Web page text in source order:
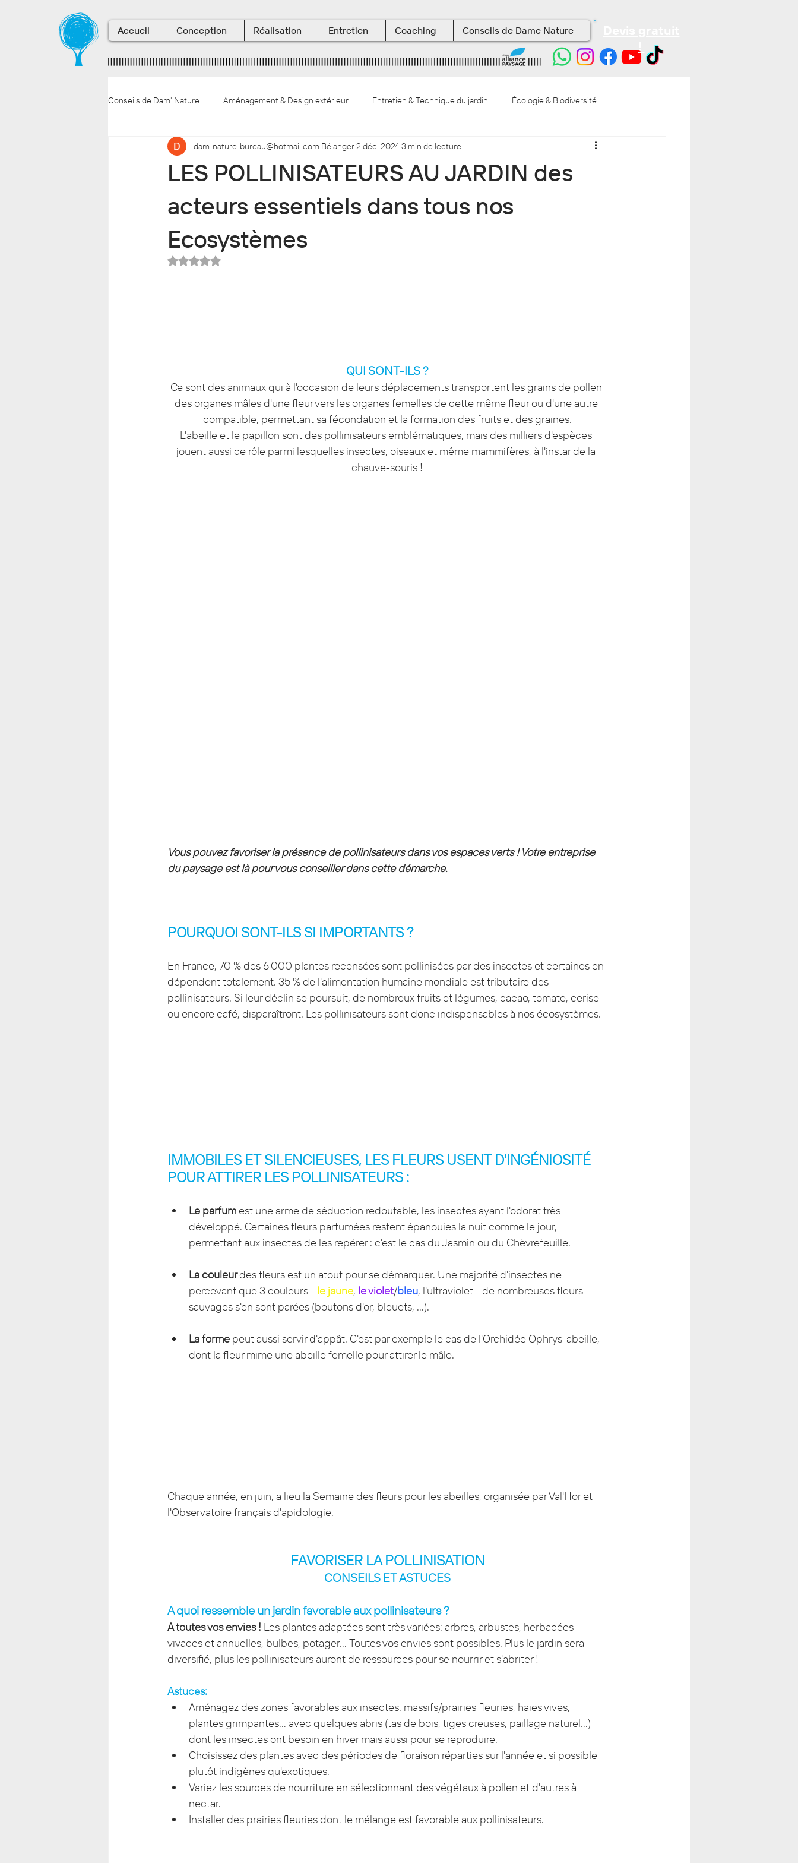
Accueil Conception Réalisation Entretien Coaching Conseils de Dame Nature
Conseils de Dam' Nature Aménagement & Design extérieur Entretien & Technique du jardin Écologie & Biodiversité
La vie en entreprise Conseils végétaux & botanique Les Terrasses aquatiques
LES POLLINISATEURS AU JARDIN des
acteurs essentiels dans tous nos
Ecosystèmes
dam-nature-bureau@hotmail.com Bélanger2 déc. 20243 min de lecture
Noté NaN étoiles sur 5.
QUI SONT-ILS ?
Ce sont des animaux qui à l'occasion de leurs déplacements transportent les grains de pollen
des organes mâles d'une fleur vers les organes femelles de cette même fleur ou d'une autre
compatible, permettant sa fécondation et la formation des fruits et des graines.
L'abeille et le papillon sont des pollinisateurs emblématiques, mais des milliers d'espèces
jouent aussi ce rôle parmi lesquelles insectes, oiseaux et même mammifères, à l'instar de la
chauve-souris !
Vous pouvez favoriser la présence de pollinisateurs dans vos espaces verts ! Votre entreprise
du paysage est là pour vous conseiller dans cette démarche.
POURQUOI SONT-ILS SI IMPORTANTS ?
En France, 70 % des 6 000 plantes recensées sont pollinisées par des insectes et certaines en
dépendent totalement. 35 % de l'alimentation humaine mondiale est tributaire des
pollinisateurs. Si leur déclin se poursuit, de nombreux fruits et légumes, cacao, tomate, cerise
ou encore café, disparaîtront. Les pollinisateurs sont donc indispensables à nos écosystèmes.
IMMOBILES ET SILENCIEUSES, LES FLEURS USENT D'INGÉNIOSITÉ
POUR ATTIRER LES POLLINISATEURS :
Le parfum est une arme de séduction redoutable, les insectes ayant l'odorat très
développé. Certaines fleurs parfumées restent épanouies la nuit comme le jour,
permettant aux insectes de les repérer : c'est le cas du Jasmin ou du Chèvrefeuille.
La couleur des fleurs est un atout pour se démarquer. Une majorité d'insectes ne
percevant que 3 couleurs - le jaune, le violet/bleu, l'ultraviolet - de nombreuses fleurs
sauvages s'en sont parées (boutons d'or, bleuets, ...).
La forme peut aussi servir d'appât. C'est par exemple le cas de l'Orchidée Ophrys-abeille,
dont la fleur mime une abeille femelle pour attirer le mâle.
Chaque année, en juin, a lieu la Semaine des fleurs pour les abeilles, organisée par Val'Hor et
l'Observatoire français d'apidologie.
FAVORISER LA POLLINISATION
CONSEILS ET ASTUCES
A quoi ressemble un jardin favorable aux pollinisateurs ?
A toutes vos envies ! Les plantes adaptées sont très variées: arbres, arbustes, herbacées
vivaces et annuelles, bulbes, potager… Toutes vos envies sont possibles. Plus le jardin sera
diversifié, plus les pollinisateurs auront de ressources pour se nourrir et s'abriter !
Astuces:
Aménagez des zones favorables aux insectes: massifs/prairies fleuries, haies vives,
plantes grimpantes… avec quelques abris (tas de bois, tiges creuses, paillage naturel…)
dont les insectes ont besoin en hiver mais aussi pour se reproduire.
Choisissez des plantes avec des périodes de floraison réparties sur l'année et si possible
plutôt indigènes qu'exotiques.
Variez les sources de nourriture en sélectionnant des végétaux à pollen et d'autres à
nectar.
Installer des prairies fleuries dont le mélange est favorable aux pollinisateurs.